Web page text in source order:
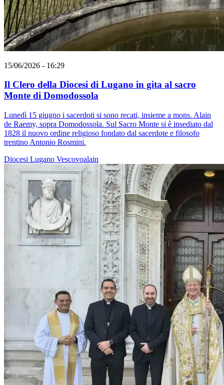
15/06/2026 - 16:29
Il Clero della Diocesi di Lugano in gita al sacro
Monte di Domodossola
Lunedì 15 giugno i sacerdoti si sono recati, insieme a mons. Alain
de Raemy, sopra Domodossola. Sul Sacro Monte si è insediato dal
1828 il nuovo ordine religioso fondato dal sacerdote e filosofo
trentino Antonio Rosmini.
Diocesi Lugano Vescovoalain